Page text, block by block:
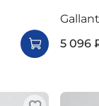
5 096